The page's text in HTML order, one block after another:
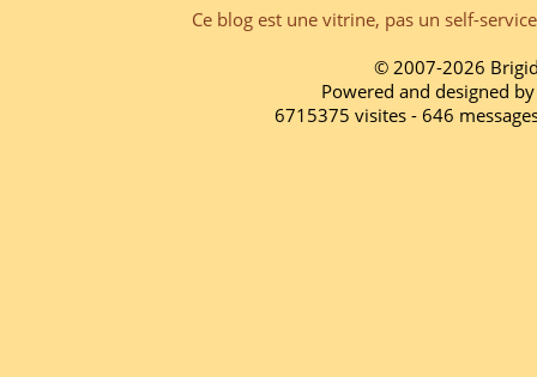
Ce blog est une vitrine, pas un self-
© 2007-2026
Powered and designed
6715375 visites - 646